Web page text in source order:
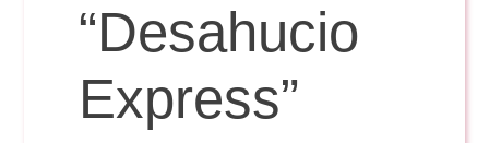
“Desahucio
Express”